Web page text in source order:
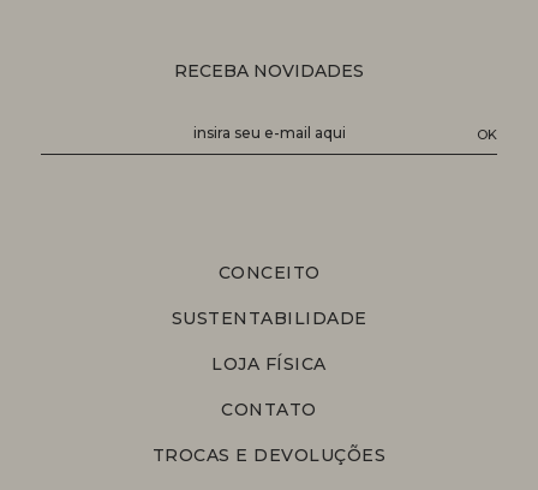
RECEBA NOVIDADES
CONCEITO
SUSTENTABILIDADE
LOJA FÍSICA
CONTATO
TROCAS E DEVOLUÇÕES